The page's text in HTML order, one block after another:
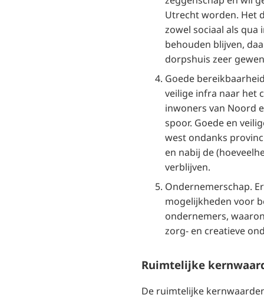
Utrecht worden. Het
zowel sociaal als
behouden blijven,
dorpshuis zeer
Goede
veilige infra naar het
inwoners van Noord
spoor. Goede en
west ondanks
en nabij de
verblijven.
Ondernemerschap.
mogelijkheden voor
ondernemers,
zorg- en creatieve
Ruimtelijke
De ruimtelijke